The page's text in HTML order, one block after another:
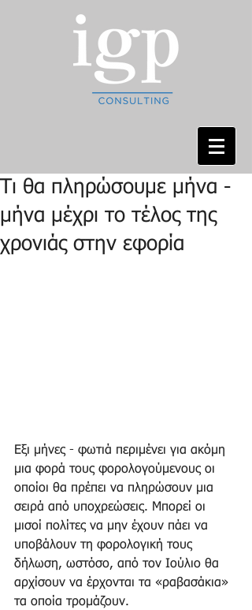
Τι θα πληρώσουμε μήνα -
μήνα μέχρι το τέλος της
χρονιάς στην εφορία
Εξι μήνες - φωτιά περιμένει για ακόμη
μια φορά τους φορολογούμενους οι
οποίοι θα πρέπει να πληρώσουν μια
σειρά από υποχρεώσεις. Μπορεί οι
μισοί πολίτες να μην έχουν πάει να
υποβάλουν τη φορολογική τους
δήλωση, ωστόσο, από τον Ιούλιο θα
αρχίσουν να έρχονται τα «ραβασάκια»
τα οποία τρομάζουν.